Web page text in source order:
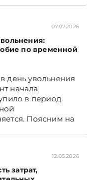
–
Рассмотрим
чем в новостях
07.07.2026
по временной
день увольнения
начала
в период
Поясним на
12.05.2026
затрат,